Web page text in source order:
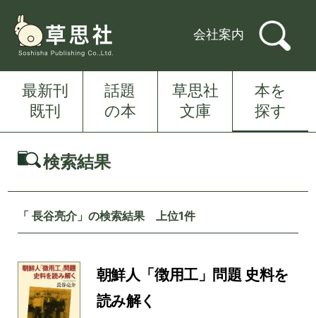
会社案内
最新刊
既刊
話題
の本
草思社
文庫
本を
探す
検索結果
「 長谷亮介」の検索結果 上位1件
朝鮮人「徴用工」問題 史料を
読み解く